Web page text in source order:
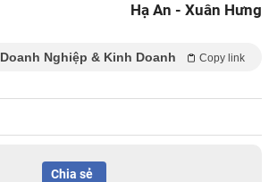
Hạ An - Xuân Hưng
Doanh Nghiệp & Kinh Doanh Copy link
Chia sẻ